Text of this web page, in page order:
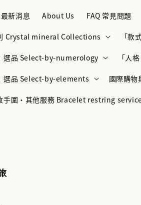
最新消息 About Us FAQ 常見問題
Crystal mineral Collections 「
選品 Select-by-numerology 「人
選品 Select-by-elements 國際購
手圍・其他服務 Bracelet restring